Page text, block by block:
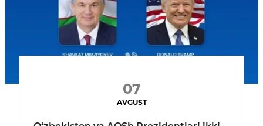
07
AVGUST